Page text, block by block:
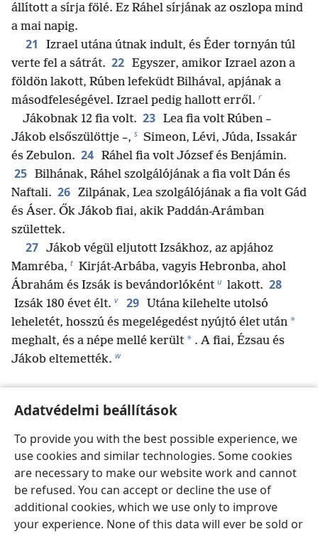
Adatvédelmi beállítások
To provide you with the best possible experience, we
use cookies and similar technologies. Some cookies
are necessary to make our website work and cannot
be refused. You can accept or decline the use of
additional cookies, which we use only to improve
your experience. None of this data will ever be sold or
állított a sírja fölé. Ez Ráhel sírjának az oszlopa mind
a mai napig.
21
Izrael utána útnak indult, és Éder tornyán túl
verte fel a sátrát. 22 Egyszer, amikor Izrael azon a
földön lakott, Rúben lefeküdt Bilhával, apjának a
másodfeleségével. Izrael pedig hallott erről. r
Jákobnak 12 fia volt. 23 Lea fia volt Rúben –
Jákob elsőszülöttje –, s Simeon, Lévi, Júda, Issakár
és Zebulon. 24 Ráhel fia volt József és Benjámin.
25 Bilhának, Ráhel szolgálójának a fia volt Dán és
Naftali. 26 Zilpának, Lea szolgálójának a fia volt Gád
és Áser. Ők Jákob fiai, akik Paddán-Arámban
születtek.
27 Jákob végül eljutott Izsákhoz, az apjához
Mamréba, t Kirját-Arbába, vagyis Hebronba, ahol
Ábrahám és Izsák is bevándorlóként u lakott. 28
Izsák 180 évet élt. v 29 Utána kilehelte utolsó
leheletét, hosszú és megelégedést nyújtó élet után *
meghalt, és a népe mellé került * . A fiai, Ézsau és
Jákob eltemették. w
Előző
Kiadói információk
Copyright©2026Watch Tower Bible and Tract Society of
Pennsylvania.